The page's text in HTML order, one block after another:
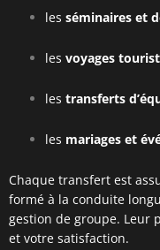
lesséminaires et
lesvoyages
lestransferts
les mariages et
Chaque transfert est
formé à la conduite
gestion de groupe. Leur
et votre satisfaction.